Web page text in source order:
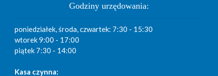
Godziny urzędowania:
poniedziałek, środa, czwartek: 7:30 - 15:30
wtorek 9:00 - 17:00
piątek 7:30 - 14:00
Kasa czynna: